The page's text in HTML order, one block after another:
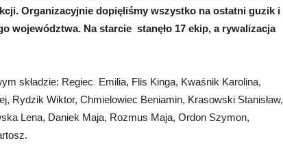
Organizacyjnie dopięliśmy wszystko na ostatni guzik i
województwa. Na starcie stanęło 17 ekip, a rywalizacja
składzie: Regiec Emilia, Flis Kinga, Kwaśnik Karolina,
Rydzik Wiktor, Chmielowiec Beniamin, Krasowski Stanisław,
Lena, Daniek Maja, Rozmus Maja, Ordon Szymon,